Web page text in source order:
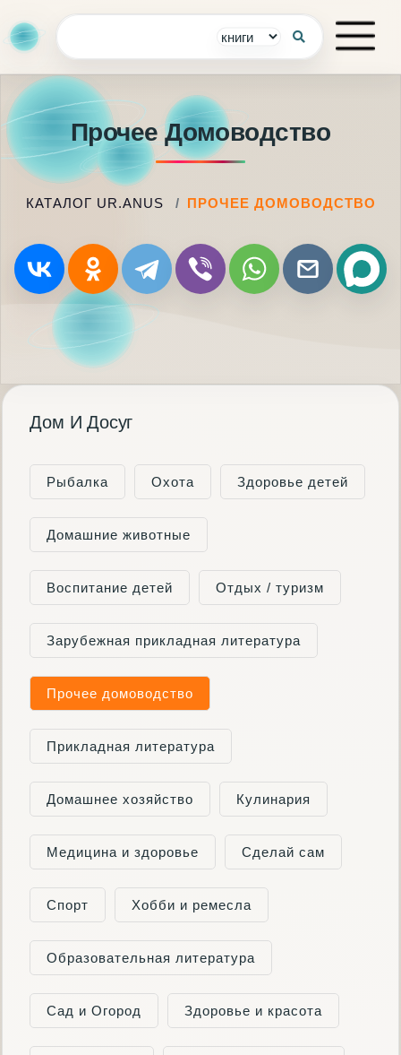
Прочее Домоводство
КАТАЛОГ UR.ANUS ПРОЧЕЕ ДОМОВОДСТВО
Дом И Досуг
Рыбалка Охота Здоровье детей
Домашние животные
Воспитание детей Отдых / туризм
Зарубежная прикладная литература
Прочее домоводство
Прикладная литература
Домашнее хозяйство Кулинария
Медицина и здоровье Сделай сам
Спорт Хобби и ремесла
Образовательная литература
Сад и Огород Здоровье и красота